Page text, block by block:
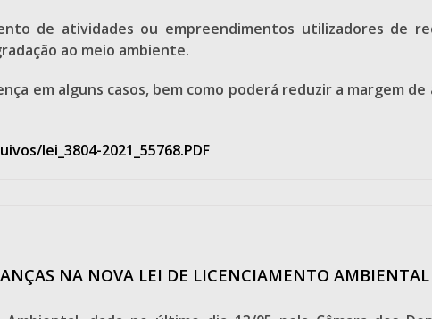
de atividades ou empreendimentos utilizadores de
ao meio ambiente.
em alguns casos, bem como poderá reduzir a margem
lei_3804-2021_55768.PDF
NA NOVA LEI DE LICENCIAMENTO AMBIENTAL